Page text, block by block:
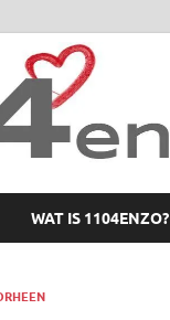
WAT IS 1104ENZO?